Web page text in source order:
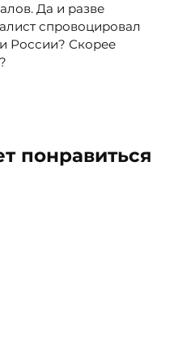
Да и разве
спровоцировал
России? Скорее
понравиться